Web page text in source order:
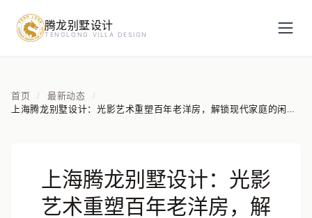
腾龙别墅设计
TENGLONG VILLA DESIGN
首页 / 最新动态 /
上海腾龙别墅设计：光影艺术重塑百年老洋房，解锁现代家庭的闲境
上海腾龙别墅设计：光影
艺术重塑百年老洋房，解
预约设计咨询
房屋面积（㎡）